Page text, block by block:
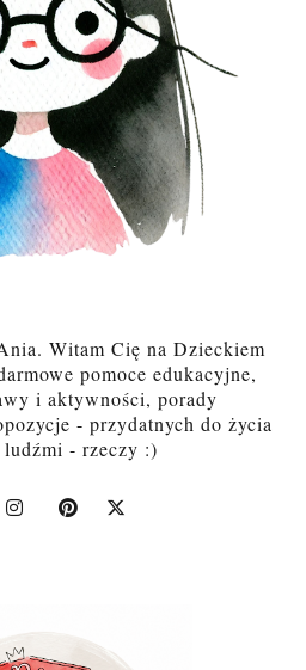
Witam Cię na Dzieckiem
pomoce edukacyjne,
i aktywności, porady
- przydatnych do życia
ludźmi - rzeczy :)